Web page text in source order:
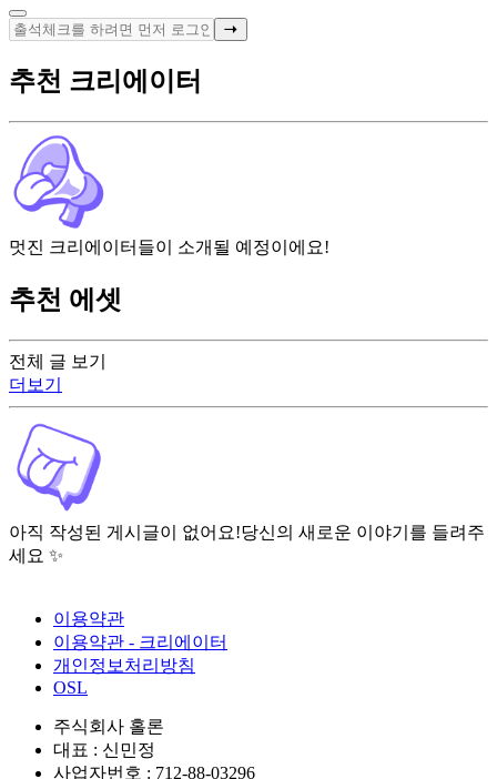
전체 글 보기
더보기
아직 작성된 게시글이 없어요!당신의 새로운 이야기를 들려주
세요 ✨
추천 크리에이터
멋진 크리에이터들이 소개될 예정이에요!
추천 에셋
이용약관
이용약관 - 크리에이터
개인정보처리방침
OSL
주식회사 홀론
대표 : 신민정
사업자번호 : 712-88-03296